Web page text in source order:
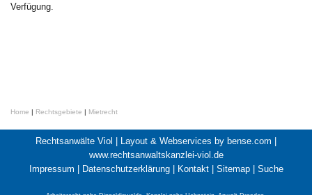
Verfügung.
Home | Rechtsgebiete | Mietrecht
Rechtsanwälte Viol | Layout & Webservices by bense.com |
www.rechtsanwaltskanzlei-viol.de
Impressum | Datenschutzerklärung| Kontakt| Sitemap| Suche